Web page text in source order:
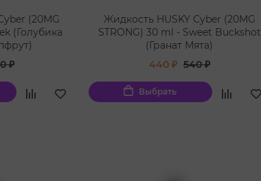
(20MG
(Голубика
₽
Жидкость HUSKY Cyber (20MG
STRONG) 30 ml - Sweet Buckshot
(Гранат Мята)
440 ₽ 540 ₽
Выбрать